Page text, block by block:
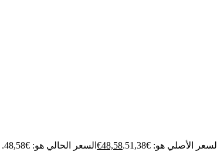
السعر الأصلي هو: €51,38. €48,58 السعر الحالي هو: €48,58.